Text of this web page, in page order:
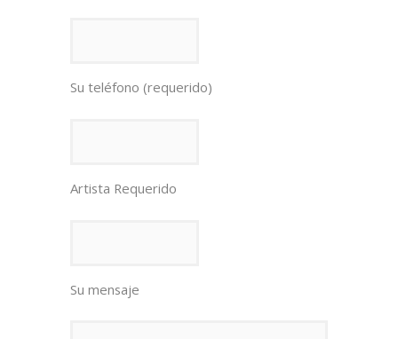
Su teléfono (requerido)
Artista Requerido
Su mensaje